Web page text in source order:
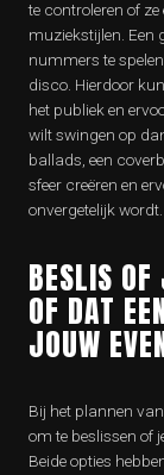
te controleren of
muziekstijlen. Een
nummers te
disco. Hierdoor
het publiek en
wilt swingen op
ballads, een
sfeer creëren en
onvergetelijk wordt.
BESLIS
OF DAT
JOUW
Bij het plannen
om te beslissen of
Beide opties